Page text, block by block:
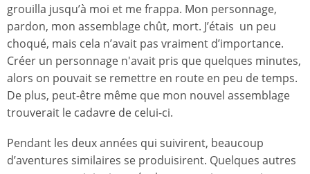
grouilla jusqu’à moi et me frappa. Mon personnage,
pardon, mon assemblage chût, mort. J’étais un peu
choqué, mais cela n’avait pas vraiment d’importance.
Créer un personnage n'avait pris que quelques minutes,
alors on pouvait se remettre en route en peu de temps.
De plus, peut-être même que mon nouvel assemblage
trouverait le cadavre de celui-ci.
Pendant les deux années qui suivirent, beaucoup
d’aventures similaires se produisirent. Quelques autres